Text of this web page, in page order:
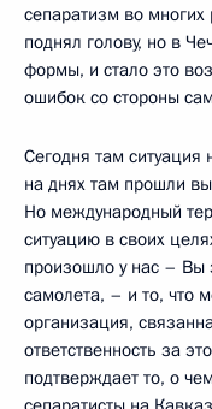
сепаратизм во многих
поднял голову, но в
формы, и стало это
ошибок со стороны
Сегодня там ситуация
на днях там прошли
Но международный
ситуацию в своих
произошло у нас – Вы
самолета, – и то, что
организация,
ответственность за
подтверждает то, о